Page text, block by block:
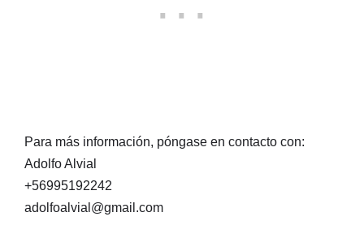
Para más información, póngase en contacto con:
Adolfo Alvial
+56995192242
adolfoalvial@gmail.com